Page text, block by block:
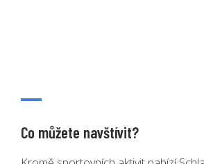
Co můžete navštívit?